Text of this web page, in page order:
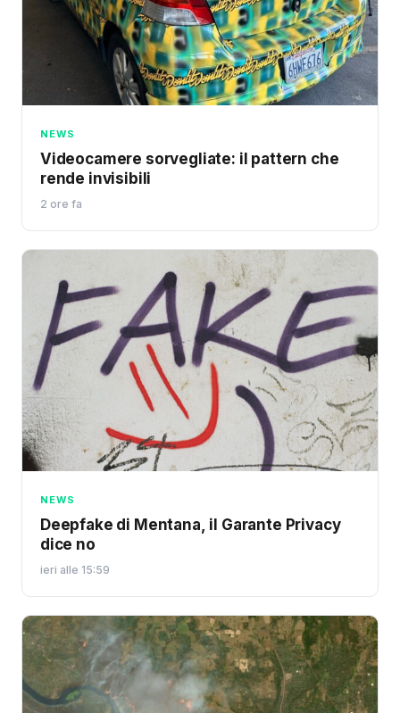
NEWS
Videocamere sorvegliate: il pattern che
rende invisibili
2 ore fa
NEWS
Deepfake di Mentana, il Garante Privacy
dice no
ieri alle 15:59